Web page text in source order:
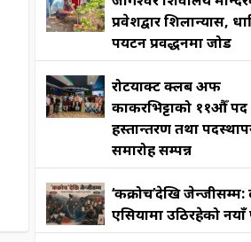
प्रवेशद्वार शिलान्यास,
पर्यटन प्रवर्द्धनमा जोड
रोटर्याक्ट क्लब अफ
काकरभिट्टाको ११औँ पद
हस्तान्तरण तथा
समारोह सम्पन्न
‘कक्रोच’देखि जेन्जीसम्म:
एसियामा उठिरहेको नयाँ